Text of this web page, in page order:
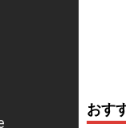
おす